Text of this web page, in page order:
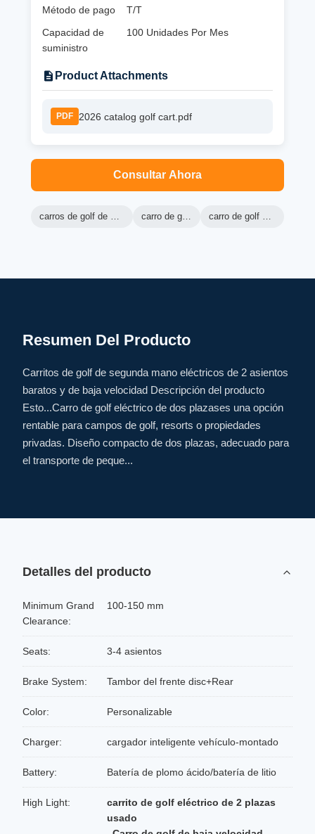
Método de pago
T/T
Capacidad de
suministro
100 Unidades Por Mes
Product Attachments
PDF 2026 catalog golf cart.pdf
Consultar Ahora
carros de golf de máquina verde carro de golf ranger carro de golf eléctrico lsv
Resumen Del Producto
Carritos de golf de segunda mano eléctricos de 2 asientos
baratos y de baja velocidad Descripción del producto
Esto...Carro de golf eléctrico de dos plazases una opción
rentable para campos de golf, resorts o propiedades
privadas. Diseño compacto de dos plazas, adecuado para
el transporte de peque...
Detalles del producto
Minimum Grand
Clearance:
100-150 mm
Seats: 3-4 asientos
Brake System: Tambor del frente disc+Rear
Color: Personalizable
Charger: cargador inteligente vehículo-montado
Battery: Batería de plomo ácido/batería de litio
High Light:
carrito de golf eléctrico de 2 plazas
usado